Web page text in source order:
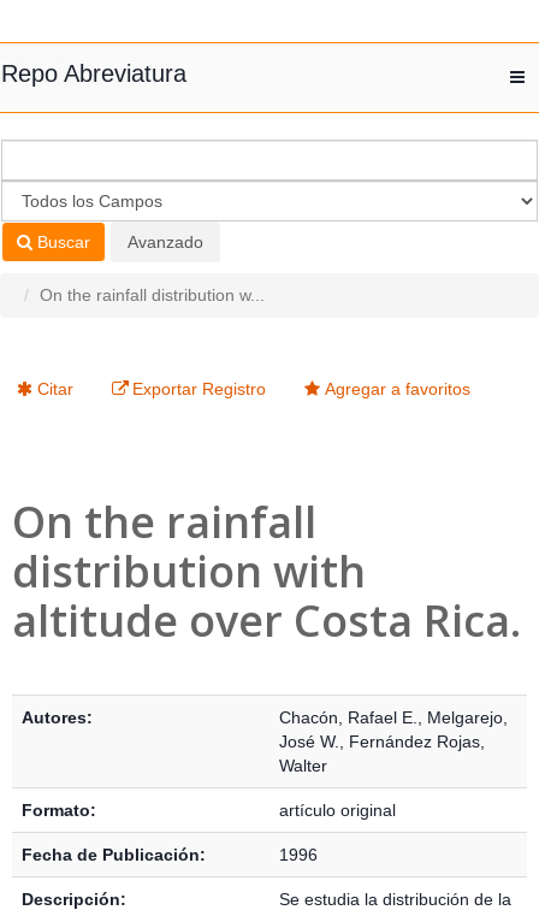
Repo Abreviatura
Buscar Avanzado
On the rainfall distribution w...
Citar Exportar Registro Agregar a favoritos
On the rainfall
distribution with
altitude over Costa Rica.
Autores: Chacón, Rafael E.
Melgarejo,
José W.
Fernández Rojas,
Walter
Formato: artículo original
Fecha de Publicación: 1996
Descripción:
Se estudia la distribución de la